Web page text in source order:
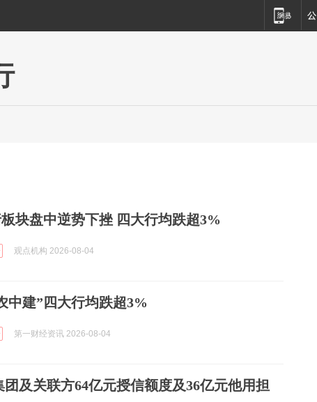
块盘中逆势下挫 四大行均跌超3%
观点机构 2026-08-04
中建”四大行均跌超3%
第一财经资讯 2026-08-04
及关联方64亿元授信额度及36亿元他用担